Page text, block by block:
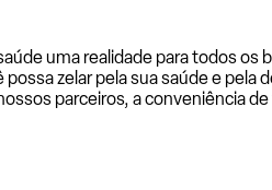
uma realidade para todos
zelar pela sua saúde e
parceiros, a conveniência